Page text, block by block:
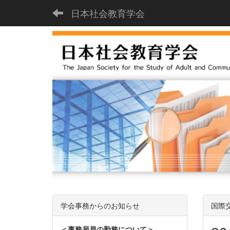
日本社会教育学会
国際
学会事務からのお知らせ